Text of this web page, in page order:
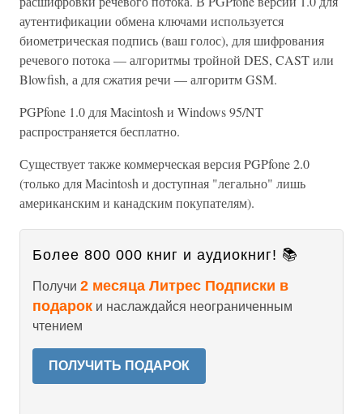
аутентификации обмена ключами используется
биометрическая подпись (ваш голос), для шифрования
речевого потока — алгоритмы тройной DES, CAST или
Blowfish, а для сжатия речи — алгоритм GSM.
PGPfone 1.0 для Macintosh и Windows 95/NT
распространяется бесплатно.
Существует также коммерческая версия PGPfone 2.0
(только для Macintosh и доступная "легально" лишь
американским и канадским покупателям).
Более 800 000 книг и аудиокниг! 📚
Получи 2 месяца Литрес Подписки в
подарок и наслаждайся неограниченным
чтением
ПОЛУЧИТЬ ПОДАРОК